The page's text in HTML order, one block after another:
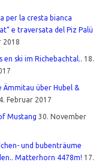
per la cresta bianca
e traversata del Piz Palü
2018
en ski im Richebachtal.. 18.
Ämmitau über Hubel &
Februar 2017
Mustang 30. November
und bubenträume
Matterhorn 4478m! 17.